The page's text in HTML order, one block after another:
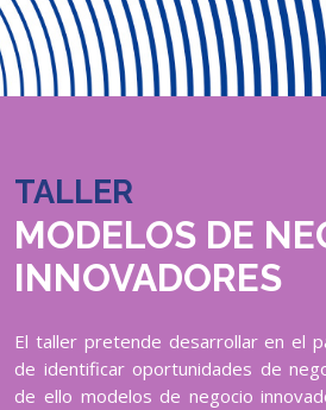
TALLER
MODELOS DE
INNOVADORES
El taller pretende desarrollar en el
de identificar oportunidades de
de ello modelos de negocio